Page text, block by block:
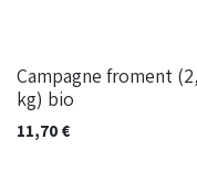
Campagne froment
kg) bio
11,70 €